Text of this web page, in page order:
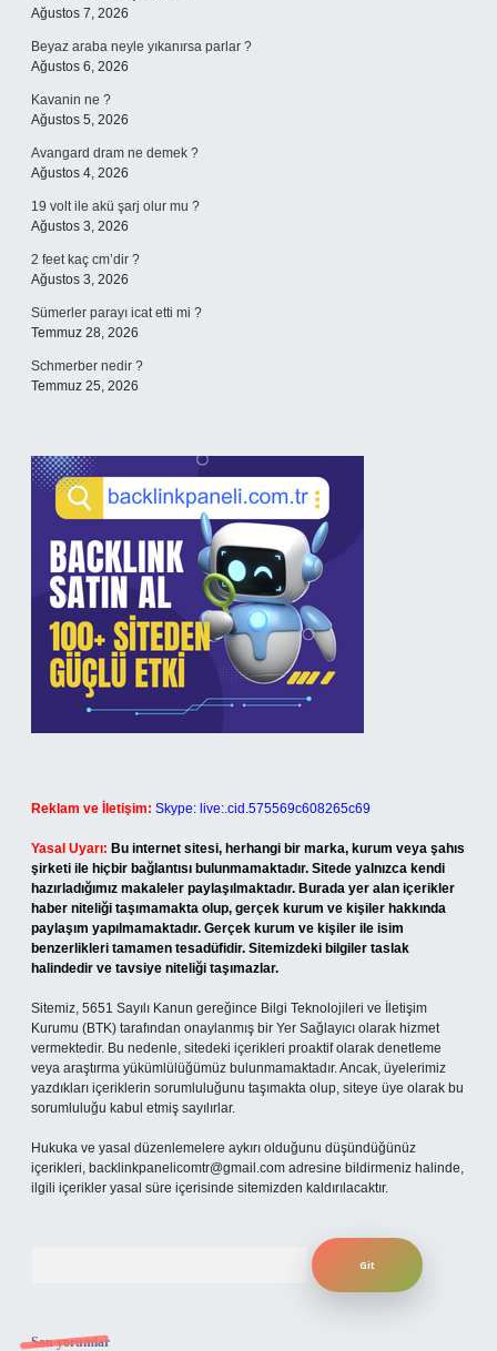
Ağustos 7, 2026
Beyaz araba neyle yıkanırsa parlar ?
Ağustos 6, 2026
Kavanin ne ?
Ağustos 5, 2026
Avangard dram ne demek ?
Ağustos 4, 2026
19 volt ile akü şarj olur mu ?
Ağustos 3, 2026
2 feet kaç cm’dir ?
Ağustos 3, 2026
Sümerler parayı icat etti mi ?
Temmuz 28, 2026
Schmerber nedir ?
Temmuz 25, 2026
Reklam ve İletişim: Skype: live:.cid.575569c608265c69
Yasal Uyarı: Bu internet sitesi, herhangi bir marka, kurum veya şahıs
şirketi ile hiçbir bağlantısı bulunmamaktadır. Sitede yalnızca kendi
hazırladığımız makaleler paylaşılmaktadır. Burada yer alan içerikler
haber niteliği taşımamakta olup, gerçek kurum ve kişiler hakkında
paylaşım yapılmamaktadır. Gerçek kurum ve kişiler ile isim
benzerlikleri tamamen tesadüfidir. Sitemizdeki bilgiler taslak
halindedir ve tavsiye niteliği taşımazlar.
Sitemiz, 5651 Sayılı Kanun gereğince Bilgi Teknolojileri ve İletişim
Kurumu (BTK) tarafından onaylanmış bir Yer Sağlayıcı olarak hizmet
vermektedir. Bu nedenle, sitedeki içerikleri proaktif olarak denetleme
veya araştırma yükümlülüğümüz bulunmamaktadır. Ancak, üyelerimiz
yazdıkları içeriklerin sorumluluğunu taşımakta olup, siteye üye olarak bu
sorumluluğu kabul etmiş sayılırlar.
Hukuka ve yasal düzenlemelere aykırı olduğunu düşündüğünüz
içerikleri, backlinkpanelicomtr@gmail.com adresine bildirmeniz halinde,
ilgili içerikler yasal süre içerisinde sitemizden kaldırılacaktır.
Son yorumlar